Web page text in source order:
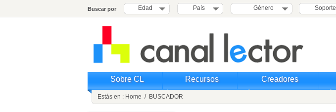
Buscar por Edad País Género Soporte
Sobre CL Recursos Creadores
Estás en : Home / BUSCADOR